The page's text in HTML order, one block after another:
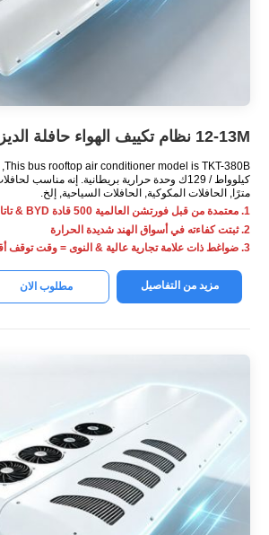
12-13M نظام تكييف الهواء حافلة الديزل
This bus rooftop air conditioner model is TKT-380B
مترًا, الحافلات المكوكية, الحافلات السياحية, إلخ.
1. معتمدة من قبل فورتشن العالمية 500 قادة BYD & تاتا
2. ثبتت كفاءته في أسواق الهند شديدة الحرارة
3. ضواغط ذات علامة تجارية عالية & النوى = وقت توقف أقل
مزيد من التفاصيل مطلوب الان